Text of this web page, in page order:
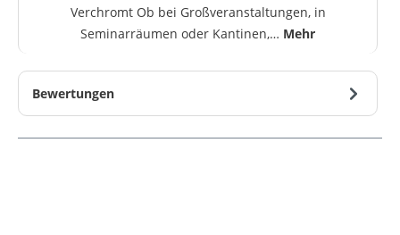
Verchromt Ob bei Großveranstaltungen, in
Seminarräumen oder Kantinen,… Mehr
Bewertungen